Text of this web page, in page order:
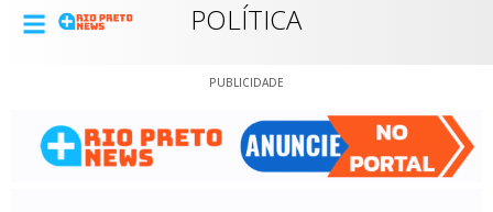
POLÍTICA
PUBLICIDADE